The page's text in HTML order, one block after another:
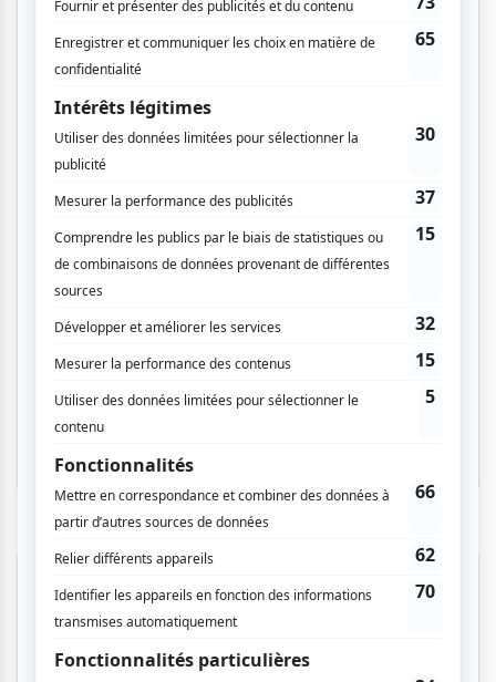
Cinéma
Compostelle
Montréal